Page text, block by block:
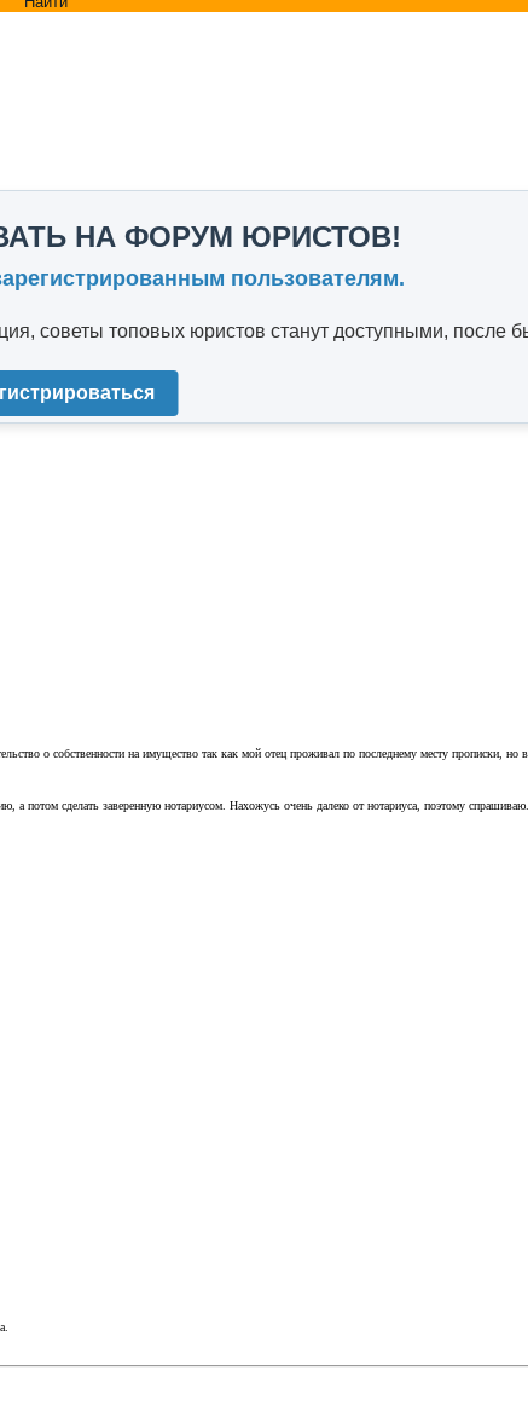
НА ФОРУМ ЮРИСТОВ!
пользователям.
советы топовых юристов станут доступными, после
о собственности на имущество так как мой отец проживал по последнему месту прописки,
а потом сделать заверенную нотариусом. Нахожусь очень далеко от нотариуса, поэтому спрашиваю.